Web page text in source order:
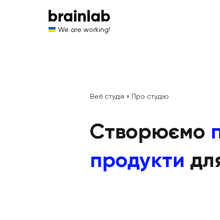
We are working!
Веб студія » Про студію
Створюємо
продукти